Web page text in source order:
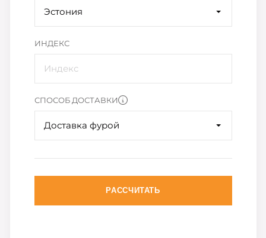
Эстония
ИНДЕКС
СПОСОБ ДОСТАВКИ
Доставка фурой
РАССЧИТАТЬ